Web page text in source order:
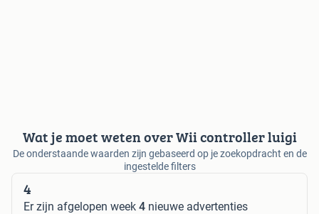
Wat je moet weten over Wii controller luigi
De onderstaande waarden zijn gebaseerd op je zoekopdracht en de
ingestelde filters
4
Er zijn afgelopen week 4 nieuwe advertenties